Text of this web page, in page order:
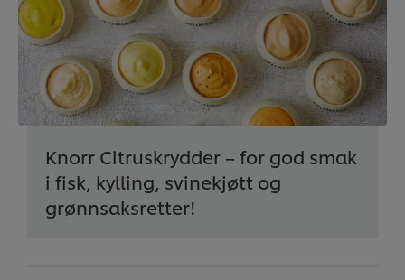
Knorr Citruskrydder – for god smak
i fisk, kylling, svinekjøtt og
grønnsaksretter!